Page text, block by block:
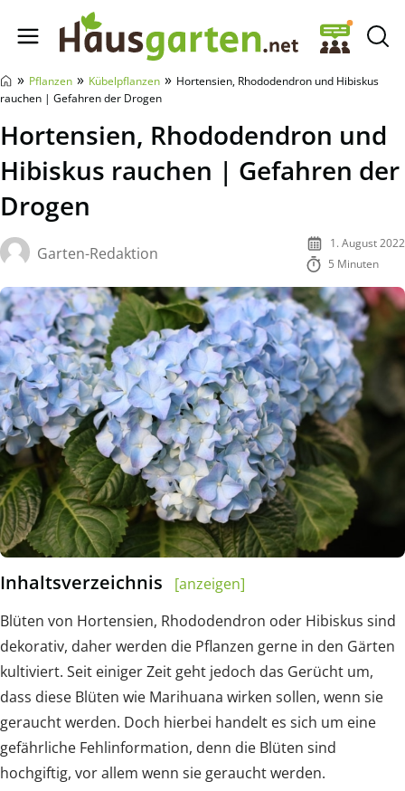
Hausgarten.net
» Pflanzen » Kübelpflanzen » Hortensien, Rhododendron und Hibiskus
rauchen | Gefahren der Drogen
Hortensien, Rhododendron und
Hibiskus rauchen | Gefahren der
Drogen
Garten-Redaktion
1. August 2022
5 Minuten
Inhaltsverzeichnis
[anzeigen]
Blüten von Hortensien, Rhododendron oder Hibiskus sind
dekorativ, daher werden die Pflanzen gerne in den Gärten
kultiviert. Seit einiger Zeit geht jedoch das Gerücht um,
dass diese Blüten wie Marihuana wirken sollen, wenn sie
geraucht werden. Doch hierbei handelt es sich um eine
gefährliche Fehlinformation, denn die Blüten sind
hochgiftig, vor allem wenn sie geraucht werden.